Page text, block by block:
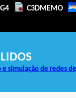
C3DMEMO
simulação de redes